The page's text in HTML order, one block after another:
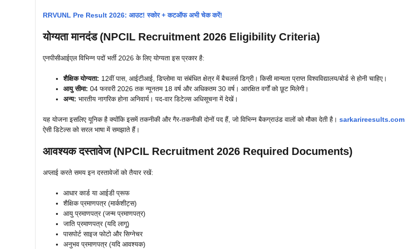
RRVUNL Pre Result 2026: आउट! स्कोर + कटऑफ अभी चेक करें!
योग्यता मानदंड (NPCIL Recruitment 2026 Eligibility Criteria)
एनपीसीआईएल विभिन्न पदों भर्ती 2026 के लिए योग्यता इस प्रकार है:
शैक्षिक योग्यता: 12वीं पास, आईटीआई, डिप्लोमा या संबंधित क्षेत्र में बैचलर्स डिग्री। किसी मान्यता प्राप्त विश्वविद्यालय/बोर्ड से होनी चाहिए।
आयु सीमा: 04 फरवरी 2026 तक न्यूनतम 18 वर्ष और अधिकतम 30 वर्ष। आरक्षित वर्गों को छूट मिलेगी।
अन्य: भारतीय नागरिक होना अनिवार्य। पद-वार डिटेल्स अधिसूचना में देखें।
यह योजना इसलिए यूनिक है क्योंकि इसमें तकनीकी और गैर-तकनीकी दोनों पद हैं, जो विभिन्न बैकग्राउंड वालों को मौका देती है। sarkarireesults.com
ऐसी डिटेल्स को सरल भाषा में समझाते हैं।
आवश्यक दस्तावेज (NPCIL Recruitment 2026 Required Documents)
अप्लाई करते समय इन दस्तावेजों को तैयार रखें:
आधार कार्ड या आईडी प्रूफ
शैक्षिक प्रमाणपत्र (मार्कशीट्स)
आयु प्रमाणपत्र (जन्म प्रमाणपत्र)
जाति प्रमाणपत्र (यदि लागू)
पासपोर्ट साइज फोटो और सिग्नेचर
अनुभव प्रमाणपत्र (यदि आवश्यक)